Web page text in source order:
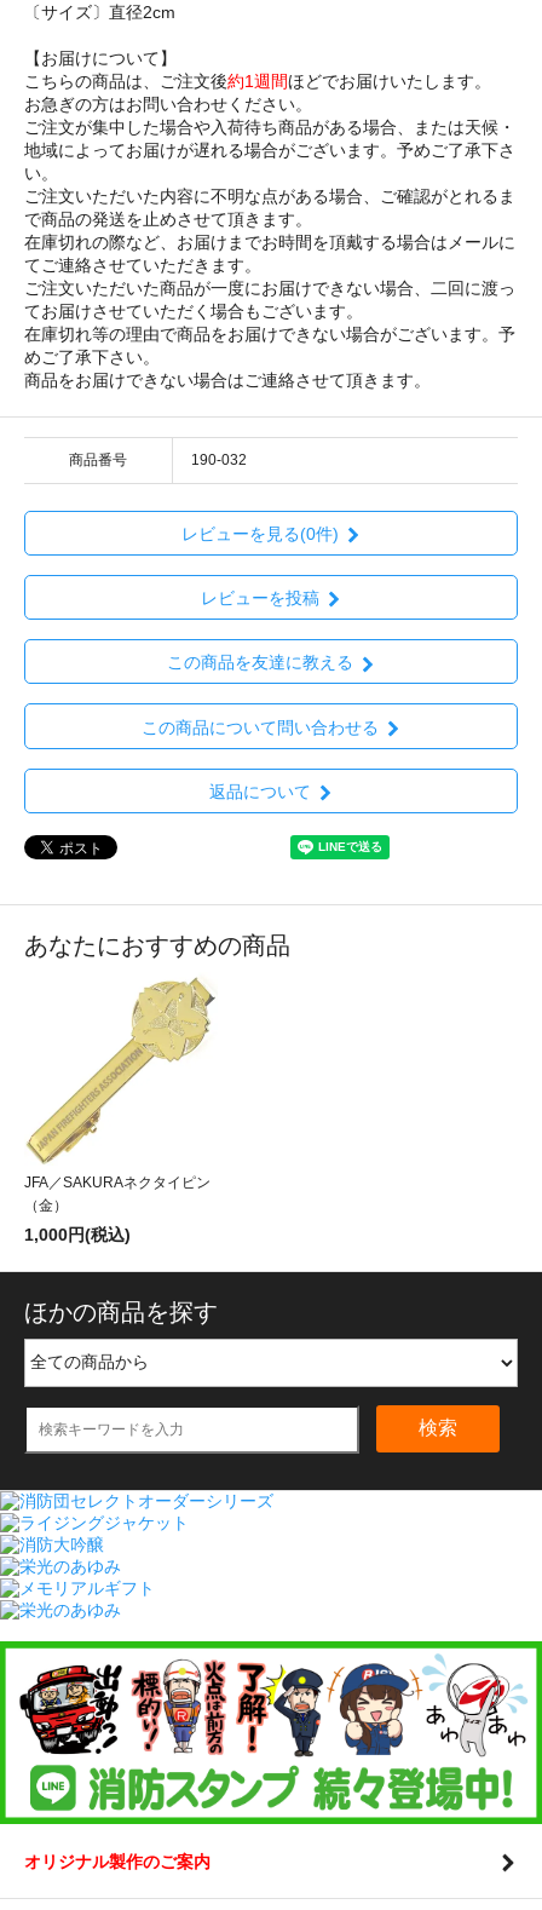
〔サイズ〕直径2cm
【お届けについて】
こちらの商品は、ご注文後約1週間ほどでお届けいたします。
お急ぎの方はお問い合わせください。
ご注文が集中した場合や入荷待ち商品がある場合、または天候・
地域によってお届けが遅れる場合がございます。予めご了承下さ
い。
ご注文いただいた内容に不明な点がある場合、ご確認がとれるま
で商品の発送を止めさせて頂きます。
在庫切れの際など、お届けまでお時間を頂戴する場合はメールに
てご連絡させていただきます。
ご注文いただいた商品が一度にお届けできない場合、二回に渡っ
てお届けさせていただく場合もございます。
在庫切れ等の理由で商品をお届けできない場合がございます。予
めご了承下さい。
商品をお届けできない場合はご連絡させて頂きます。
商品番号 190-032
レビューを見る(0件)
レビューを投稿
この商品を友達に教える
この商品について問い合わせる
返品について
あなたにおすすめの商品
JFA／SAKURAネクタイピン
（金）
1,000円(税込)
ほかの商品を探す
検索
オリジナル製作のご案内